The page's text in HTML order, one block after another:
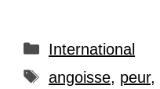
Catégories
International
Étiquettes
angoisse, peur,